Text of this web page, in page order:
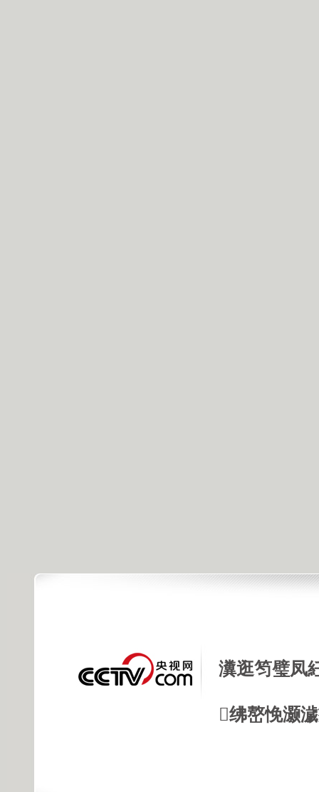
瀵逛笉璧凤
绋嶅悗灏